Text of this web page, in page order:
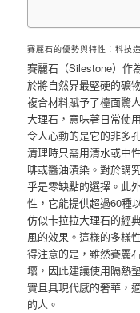
賽麗石的優勢與特性：科技
賽麗石（Silestone）作
於將自然界最堅硬的礦
複合材料賦予了檯面驚
大理石，意味著日常使
令人心動的是它的非多
清理時只需用清水或中
啡或醬油漬染。對於講
乎是零缺點的選擇。此
性，它能提供超過60種
仿似卡拉拉大理石的經
風的效果。這樣的多樣
得注意的是，雖然賽麗
壞，因此建議使用隔熱
實且具現代感的奢華，
的人。